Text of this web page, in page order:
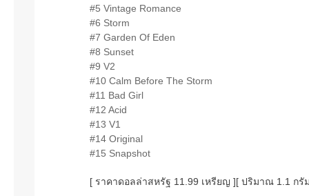
#5 Vintage Romance
#6 Storm
#7 Garden Of Eden
#8 Sunset
#9 V2
#10 Calm Before The Storm
#11 Bad Girl
#12 Acid
#13 V1
#14 Original
#15 Snapshot
[ ราคาดอลล่าสหรัฐ 11.99 เหรียญ ][ ปริมาณ 1.1 กรั